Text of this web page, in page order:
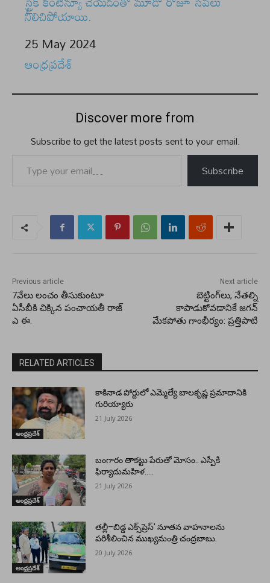
నిలిచిపోయాయి.
Date
25 May 2024
In relation to
ఆంధ్రప్రదేశ్
Discover more from
Subscribe to get the latest posts sent to your email.
Subscribe
Previous article
7వేలు లంచం తీసుకుంటూ
ఏసీబీకి చిక్కిన పంచాయతీ రాజ్
ఎ ఈ.
Next article
బెట్టింగ్‌లు, నేతల్ని
కాపాడుకోవడానికే జగన్
మేకపోతు గాంభీర్యం: ప్రత్తిపాటి
RELATED ARTICLES
ఆంధ్రప్రదేశ్
కాకినాడ పోర్టులో ఎమ్మెల్యే బాలకృష్ణ ప్రమాదానికి
గురియ్యారు
21 July 2026
ఆంధ్రప్రదేశ్
బంగారం తాకట్టు పేరుతో మోసం.. ఎస్పీకి
ఫిర్యాదుమహిళ…..
21 July 2026
ఆంధ్రప్రదేశ్
తల్లీ–బిడ్డ ఎక్స్‌ప్రెస్’ నూతన వాహనాలను
పరిశీలించిన ముఖ్యమంత్రి చంద్రబాబు.
20 July 2026